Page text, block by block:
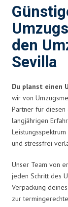
den
Sevilla
Du planst einen
wir von
Partner für diesen
langjährigen
und stressfrei
Unser Team von
jeden Schritt des
Verpackung
zur